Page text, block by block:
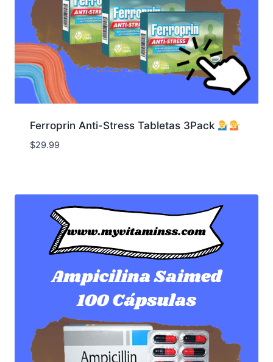
Ferroprin Anti-Stress Tabletas 3Pack
$29.99